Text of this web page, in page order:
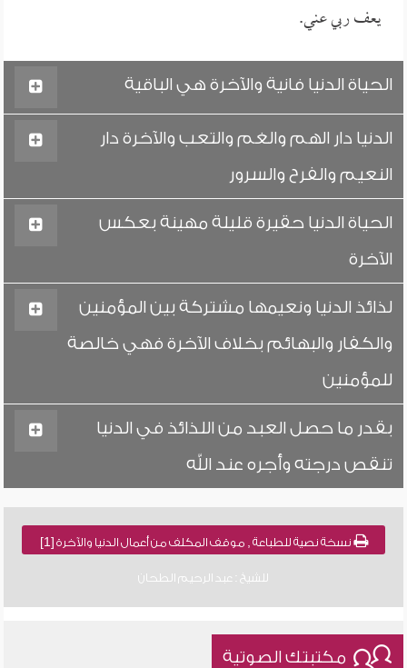
يعف ربي عني.
الحياة الدنيا فانية والآخرة هي الباقية
الدنيا دار الهم والغم والتعب والآخرة دار
النعيم والفرح والسرور
الحياة الدنيا حقيرة قليلة مهينة بعكس
الآخرة
لذائذ الدنيا ونعيمها مشتركة بين المؤمنين
والكفار والبهائم بخلاف الآخرة فهي خالصة
للمؤمنين
بقدر ما حصل العبد من اللذائذ في الدنيا
تنقص درجته وأجره عند الله
للشيخ : عبد الرحيم الطحان
مكتبتك الصوتية